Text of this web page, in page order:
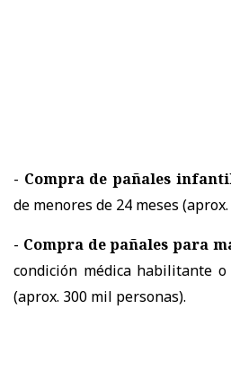
- Compra de pañales
de menores de 24 meses
- Compra de pañales para
condición médica habilitante
(aprox. 300 mil personas).